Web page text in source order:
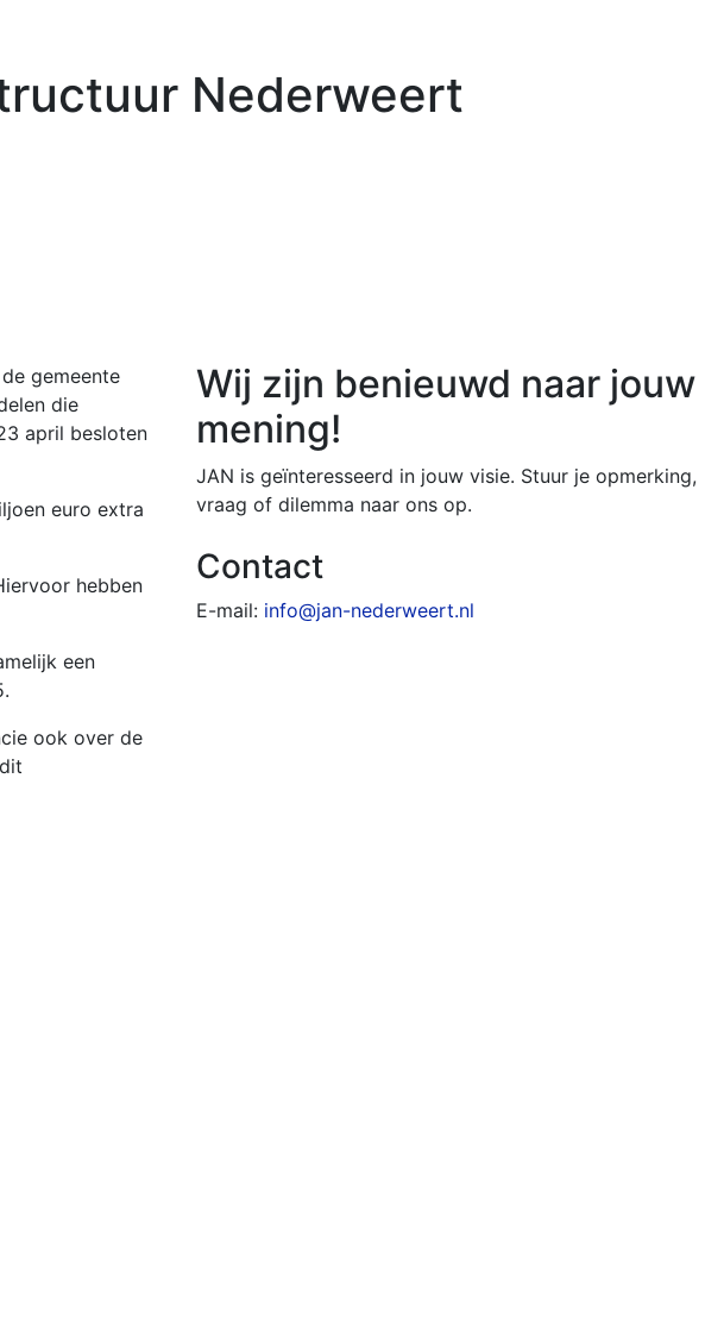
Nederweert
Wij zijn benieuwd naar jouw
mening!
JAN is geïnteresseerd in jouw visie. Stuur je opmerking,
vraag of dilemma naar ons op.
Contact
E-mail: info@jan-nederweert.nl
gemeente
die
april besloten
euro extra
hebben
een
ook over de